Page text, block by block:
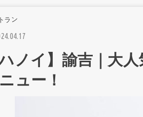
ラン
ハノイ】諭吉｜大
ュー！